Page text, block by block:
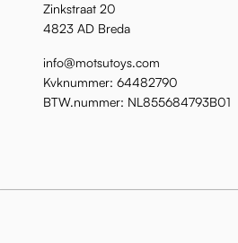
Zinkstraat 20
4823 AD Breda
info@motsutoys.com
Kvknummer: 64482790
BTW.nummer: NL855684793B01